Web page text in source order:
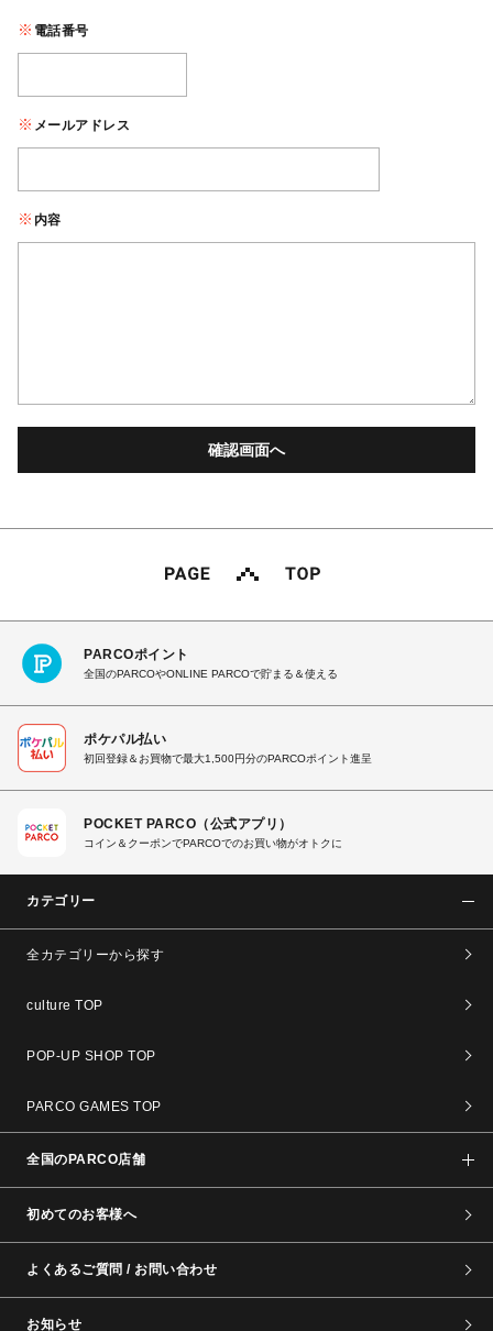
電話番号
メールアドレス
内容
PARCOポイント
全国のPARCOやONLINE PARCOで貯まる＆使える
ポケパル払い
初回登録＆お買物で最大1,500円分のPARCOポイント進呈
POCKET PARCO（公式アプリ）
コイン＆クーポンでPARCOでのお買い物がオトクに
カテゴリー
全カテゴリーから探す
culture TOP
POP-UP SHOP TOP
PARCO GAMES TOP
全国のPARCO店舗
初めてのお客様へ
よくあるご質問 / お問い合わせ
お知らせ